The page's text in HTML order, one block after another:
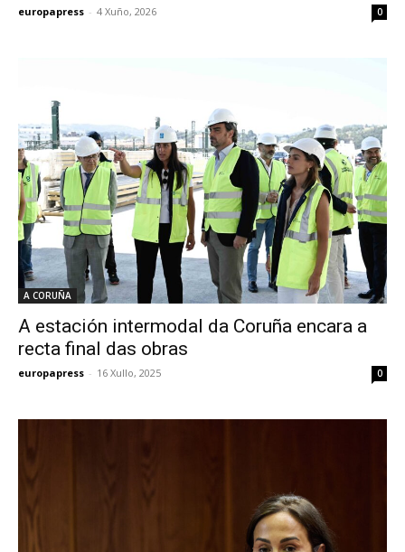
europapress - 4 Xuño, 2026 0
A CORUÑA
A estación intermodal da Coruña encara a
recta final das obras
europapress - 16 Xullo, 2025 0